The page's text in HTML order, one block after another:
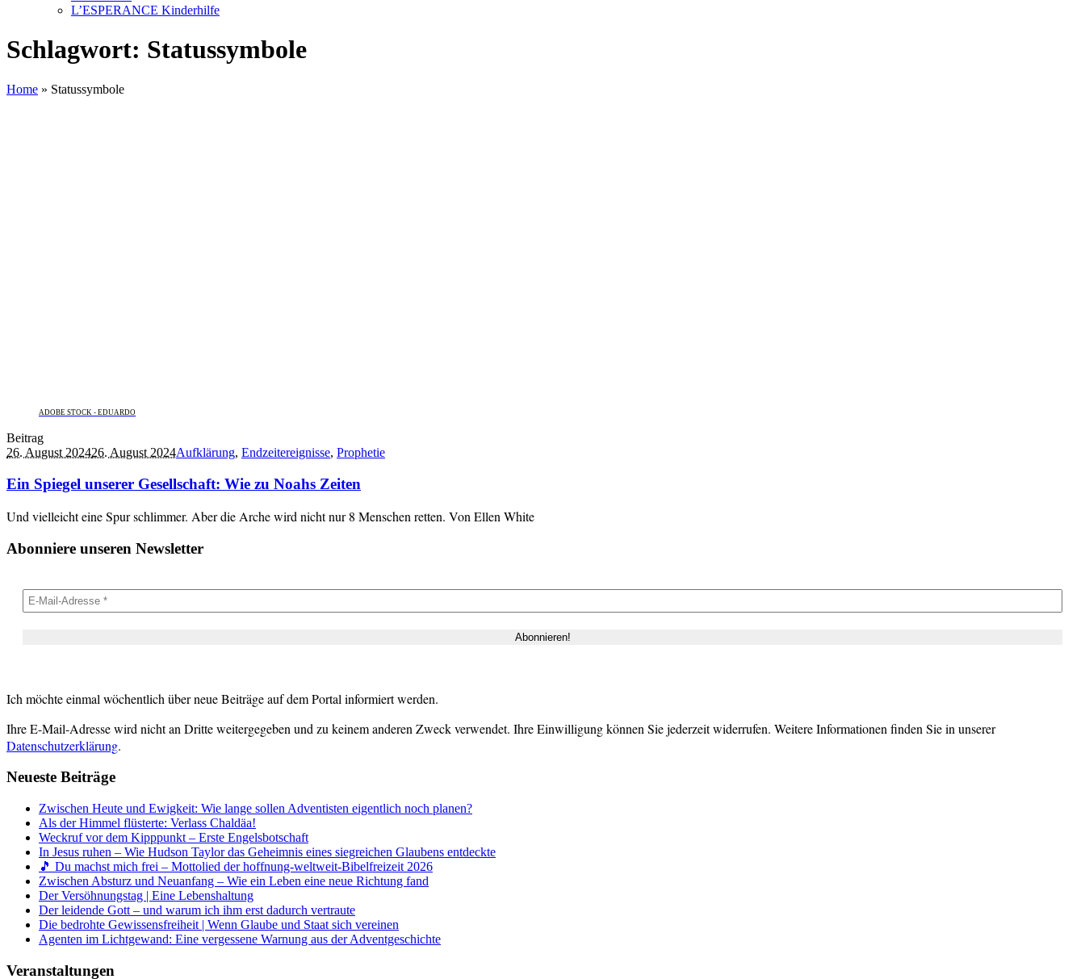
L’ESPERANCE Kinderhilfe
Schlagwort: Statussymbole
Home » Statussymbole
ADOBE STOCK - EDUARDO
Beitrag
26. August 202426. August 2024Aufklärung, Endzeitereignisse, Prophetie
Ein Spiegel unserer Gesellschaft: Wie zu Noahs Zeiten
Und vielleicht eine Spur schlimmer. Aber die Arche wird nicht nur 8 Menschen retten. Von Ellen White
Abonniere unseren Newsletter
Ich möchte einmal wöchentlich über neue Beiträge auf dem Portal informiert werden.
Ihre E-Mail-Adresse wird nicht an Dritte weitergegeben und zu keinem anderen Zweck verwendet. Ihre Einwilligung können Sie jederzeit widerrufen. Weitere Informationen finden Sie in unserer
Datenschutzerklärung.
Neueste Beiträge
Zwischen Heute und Ewigkeit: Wie lange sollen Adventisten eigentlich noch planen?
Als der Himmel flüsterte: Verlass Chaldäa!
Weckruf vor dem Kipppunkt – Erste Engelsbotschaft
In Jesus ruhen – Wie Hudson Taylor das Geheimnis eines siegreichen Glaubens entdeckte
🎵 Du machst mich frei – Mottolied der hoffnung-weltweit-Bibelfreizeit 2026
Zwischen Absturz und Neuanfang – Wie ein Leben eine neue Richtung fand
Der Versöhnungstag | Eine Lebenshaltung
Der leidende Gott – und warum ich ihm erst dadurch vertraute
Die bedrohte Gewissensfreiheit | Wenn Glaube und Staat sich vereinen
Agenten im Lichtgewand: Eine vergessene Warnung aus der Adventgeschichte
Veranstaltungen